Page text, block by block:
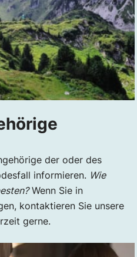
der oder des
informieren. Wie
Wenn Sie in
kontaktieren Sie unsere
gerne.